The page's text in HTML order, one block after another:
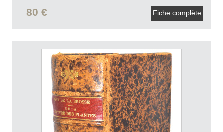
80 € Fiche complète